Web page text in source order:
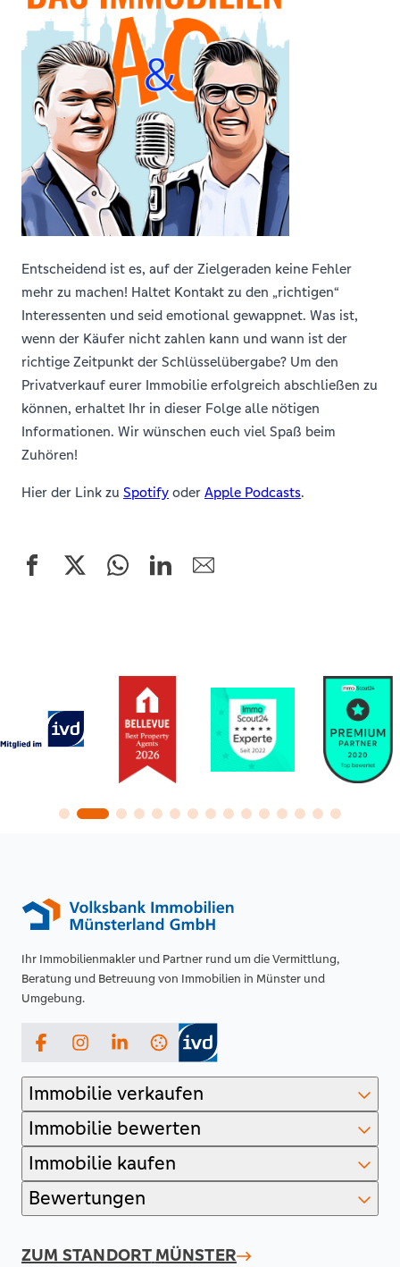
Entscheidend ist es, auf der Zielgeraden keine Fehler
mehr zu machen! Haltet Kontakt zu den „richtigen“
Interessenten und seid emotional gewappnet. Was ist,
wenn der Käufer nicht zahlen kann und wann ist der
richtige Zeitpunkt der Schlüsselübergabe? Um den
Privatverkauf eurer Immobilie erfolgreich abschließen zu
können, erhaltet Ihr in dieser Folge alle nötigen
Informationen. Wir wünschen euch viel Spaß beim
Zuhören!
Hier der Link zu Spotify oder Apple Podcasts.
Ihr Immobilienmakler und Partner rund um die Vermittlung,
Beratung und Betreuung von Immobilien in Münster und
Umgebung.
FacebookInstagramLinkedIn
Immobilie verkaufen
Immobilie bewerten
Immobilie kaufen
Bewertungen
ZUM STANDORT MÜNSTER